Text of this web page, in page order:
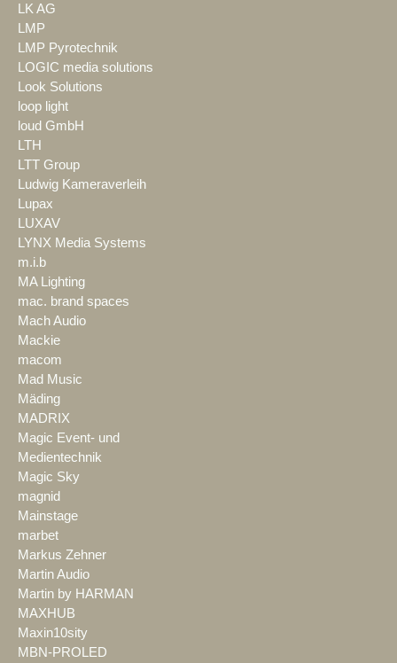
LK AG
LMP
LMP Pyrotechnik
LOGIC media solutions
Look Solutions
loop light
loud GmbH
LTH
LTT Group
Ludwig Kameraverleih
Lupax
LUXAV
LYNX Media Systems
m.i.b
MA Lighting
mac. brand spaces
Mach Audio
Mackie
macom
Mad Music
Mäding
MADRIX
Magic Event- und
Medientechnik
Magic Sky
magnid
Mainstage
marbet
Markus Zehner
Martin Audio
Martin by HARMAN
MAXHUB
Maxin10sity
MBN-PROLED